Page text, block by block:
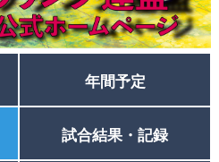
年間予定
試合結果・記録